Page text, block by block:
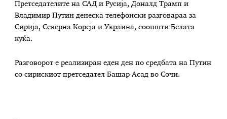
Претседателите на САД и Русија, Доналд Трамп и
Владимир Путин денеска телефонски разговараа за
Сирија, Северна Кореја и Украина, соопшти Белата
куќа.
Разговорот е реализиран еден ден по средбата на Путин
со сирискиот претседател Башар Асад во Сочи.